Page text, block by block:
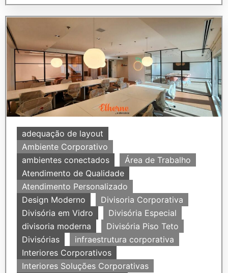
adequação de layout
Ambiente Corporativo
ambientes conectados
Área de Trabalho
Atendimento de Qualidade
Atendimento Personalizado
Design Moderno
Divisoria Corporativa
Divisória em Vidro
Divisória Especial
divisoria moderna
Divisória Piso Teto
Divisórias
infraestrutura corporativa
Interiores Corporativos
Interiores Soluções Corporativas